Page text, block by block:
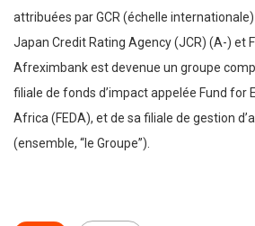
attribuées par GCR (échelle
Japan Credit Rating Agency (JCR) (A-) et
Afreximbank est devenue un groupe
filiale de fonds d’impact appelée Fund for
Africa (FEDA), et de sa filiale de gestion
(ensemble, “le Groupe”).